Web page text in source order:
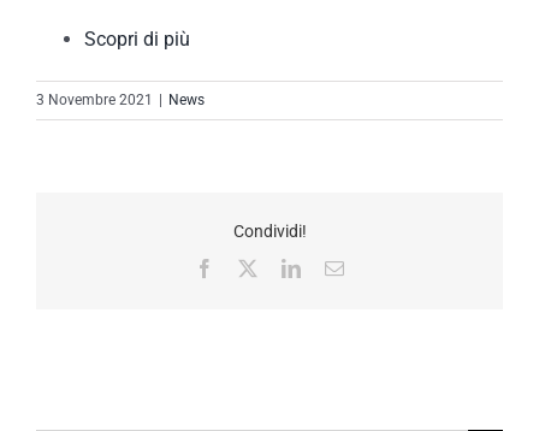
Scopri di più
3 Novembre 2021 News
Condividi!
Facebook
LinkedInEmail